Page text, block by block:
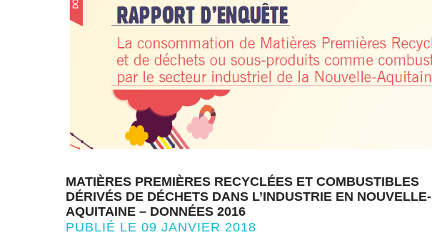
MATIÈRES PREMIÈRES RECYCLÉES ET COMBUSTIBLES
DÉRIVÉS DE DÉCHETS DANS L’INDUSTRIE EN NOUVELLE-
AQUITAINE – DONNÉES 2016
PUBLIÉ LE 09 JANVIER 2018